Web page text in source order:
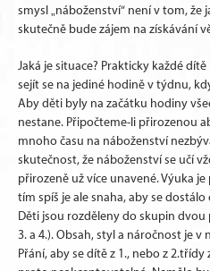
smysl „náboženství“ není v tom, že
skutečně bude zájem na získávání
Jaká je situace? Prakticky každé
sejít se na jediné hodině v týdnu,
Aby děti byly na začátku hodiny
nestane. Připočteme-li přirozenou
mnoho času na náboženství
skutečnost, že náboženství se učí
přirozeně už více unavené. Výuka
tím spíš je ale snaha, aby se
Děti jsou rozděleny do skupin dvou
3. a 4.). Obsah, styl a náročnost je
Přání, aby se dítě z 1., nebo z